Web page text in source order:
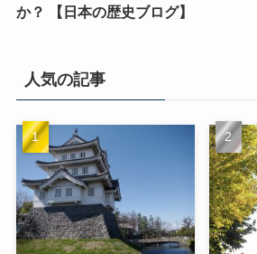
か？ 【日本の歴史ブログ】
人気の記事